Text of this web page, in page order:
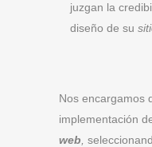
juzgan la
diseño de su
Nos encargamos
implementación
web